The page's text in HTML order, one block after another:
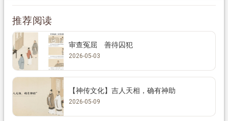
推荐阅读
审查冤屈 善待囚犯
2026-05-03
【神传文化】吉人天相，确有神助
2026-05-09